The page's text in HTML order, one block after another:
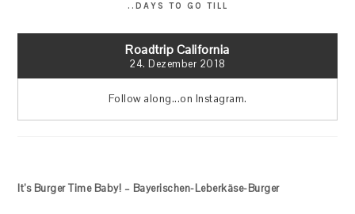
..DAYS TO GO TILL
Roadtrip California
24. Dezember 2018
Follow along...on Instagram.
It’s Burger Time Baby! – Bayerischen-Leberkäse-Burger